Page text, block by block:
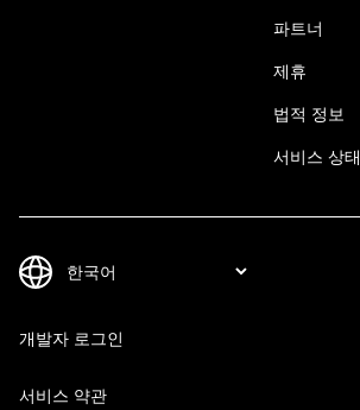
파트너
제휴
법적 정보
서비스 상태
개발자 로그인
서비스 약관